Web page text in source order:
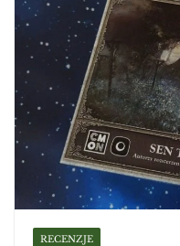
RECENZJE